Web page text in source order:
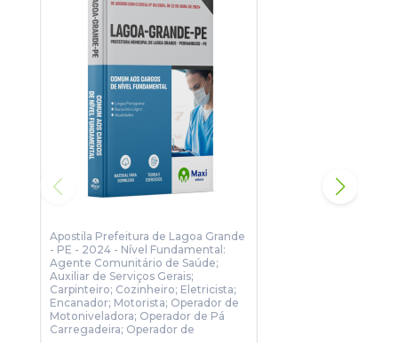
Para conhecer um pouco, clique no botão Sumário e veja
algumas páginas da apostila.
Apostila Prefeitura de Lagoa Grande
- PE - 2024 - Nível Fundamental:
Agente Comunitário de Saúde;
Auxiliar de Serviços Gerais;
Carpinteiro; Cozinheiro; Eletricista;
Encanador; Motorista; Operador de
Motoniveladora; Operador de Pá
Carregadeira; Operador de